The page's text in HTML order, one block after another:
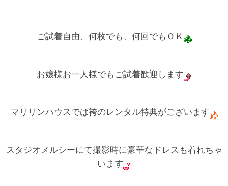
ご試着自由、何枚でも、何回でもＯＫ
お嬢様お一人様でもご試着歓迎します
マリリンハウスでは袴のレンタル特典がございます
スタジオメルシーにて撮影時に豪華なドレスも着れちゃ
います